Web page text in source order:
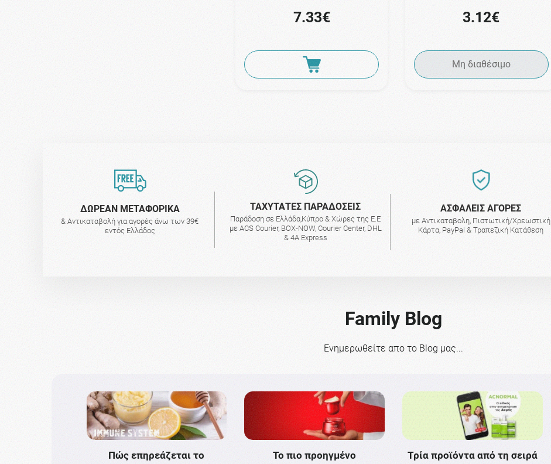
7.33€ 3.12€
Μη διαθέσιμο
ΔΩΡΕΑΝ ΜΕΤΑΦΟΡΙΚΑ
& Αντικαταβολή για αγορές άνω των 39€
εντός Ελλάδος
ΤΑΧΥΤΑΤΕΣ ΠΑΡΑΔΟΣΕΙΣ
Παράδοση σε Ελλάδα,Κύπρο & Χώρες της Ε.Ε
με ACS Courier, BOX-NOW, Courier Center, DHL
& 4A Express
AΣΦΑΛΕΙΣ ΑΓΟΡΕΣ
με Αντικαταβολη, Πιστωτική/Χρεωστική
Κάρτα, PayPal & Τραπεζική Κατάθεση
Family Blog
Ενημερωθείτε απο το Blog μας...
Πώς επηρεάζεται το
Το πιο προηγμένο
Τρία προϊόντα από τη σειρά